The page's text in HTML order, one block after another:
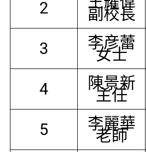
2 副校長
3 李彦蕾
女士
4 陳景新
主任
5 李麗華
老師